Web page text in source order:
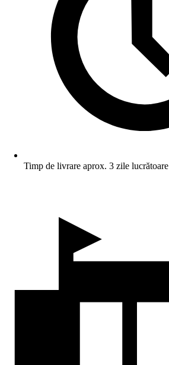
Timp de livrare aprox. 3 zile lucrătoare